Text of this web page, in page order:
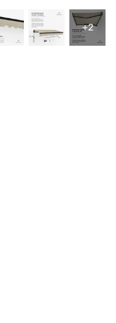
+2